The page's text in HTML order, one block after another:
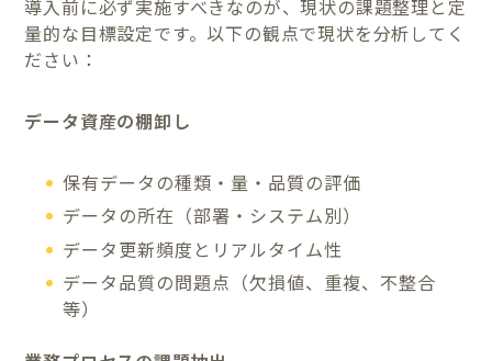
導入前に必ず実施すべきなのが、現状の課題整理と定
量的な目標設定です。以下の観点で現状を分析してく
ださい：
データ資産の棚卸し
保有データの種類・量・品質の評価
データの所在（部署・システム別）
データ更新頻度とリアルタイム性
データ品質の問題点（欠損値、重複、不整合
等）